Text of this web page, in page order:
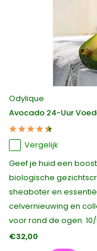
Odylique
Avocado 24-Uur
Vergelijk
Geef je huid een
biologische
sheaboter en
celvernieuwing en
voor rond de ogen.
€32,00